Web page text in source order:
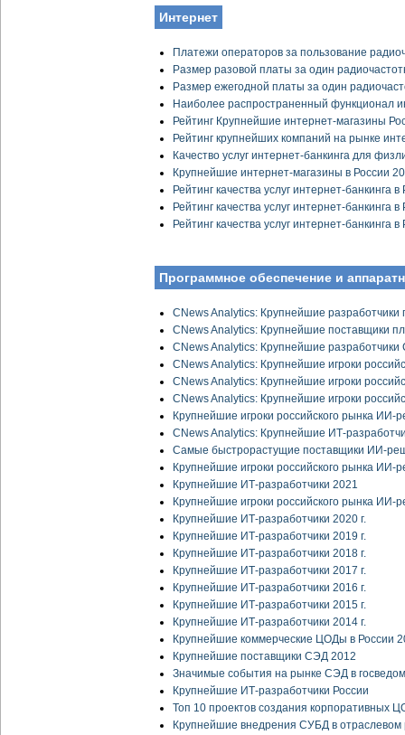
Интернет
Платежи операторов за пользование
Размер разовой платы за один
Размер ежегодной платы за один
Наиболее распространенный функционал
Рейтинг Крупнейшие интернет-магазины
Рейтинг крупнейших компаний на рынке
Качество услуг интернет-банкинга для
Крупнейшие интернет-магазины в России
Рейтинг качества услуг интернет-банкинга
Рейтинг качества услуг интернет-банкинга
Рейтинг качества услуг интернет-банкинга
Программное обеспечение и
CNews Analytics: Крупнейшие
CNews Analytics: Крупнейшие поставщики
CNews Analytics: Крупнейшие
CNews Analytics: Крупнейшие игроки
CNews Analytics: Крупнейшие игроки
CNews Analytics: Крупнейшие игроки
Крупнейшие игроки российского рынка ИИ-
CNews Analytics: Крупнейшие ИТ-
Самые быстрорастущие поставщики ИИ-
Крупнейшие игроки российского рынка ИИ-
Крупнейшие ИТ-разработчики 2021
Крупнейшие игроки российского рынка ИИ-
Крупнейшие ИТ-разработчики 2020 г.
Крупнейшие ИТ-разработчики 2019 г.
Крупнейшие ИТ-разработчики 2018 г.
Крупнейшие ИТ-разработчики 2017 г.
Крупнейшие ИТ-разработчики 2016 г.
Крупнейшие ИТ-разработчики 2015 г.
Крупнейшие ИТ-разработчики 2014 г.
Крупнейшие коммерческие ЦОДы в России
Крупнейшие поставщики СЭД 2012
Значимые события на рынке СЭД в
Крупнейшие ИТ-разработчики России
Топ 10 проектов создания корпоративных
Крупнейшие внедрения СУБД в отраслевом